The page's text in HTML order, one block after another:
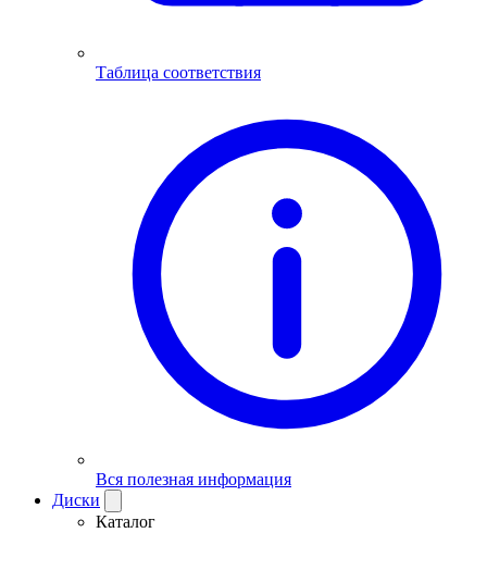
Таблица соответствия
Вся полезная информация
Диски
Каталог